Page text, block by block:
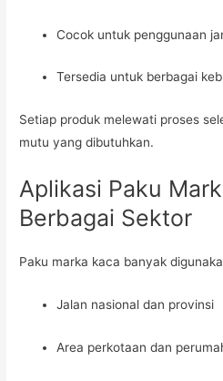
Cocok untuk penggunaan
Tersedia untuk berbagai
Setiap produk melewati proses
mutu yang dibutuhkan.
Aplikasi Paku
Berbagai Sektor
Paku marka kaca banyak
Jalan nasional dan provinsi
Area perkotaan dan